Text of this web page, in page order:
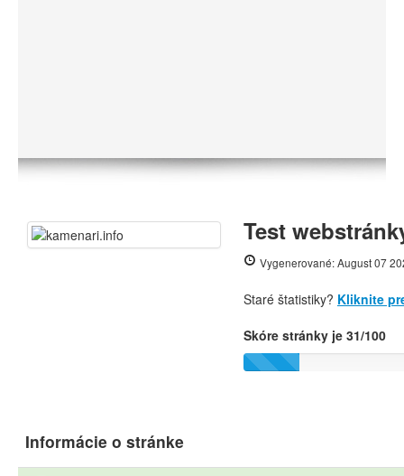
Test
Vygenerované: August 07
Staré štatistiky? Kliknite
Skóre stránky je 31/100
Informácie o stránke